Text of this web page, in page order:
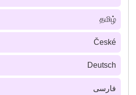
தமிழ்
České
Deutsch
فارسى